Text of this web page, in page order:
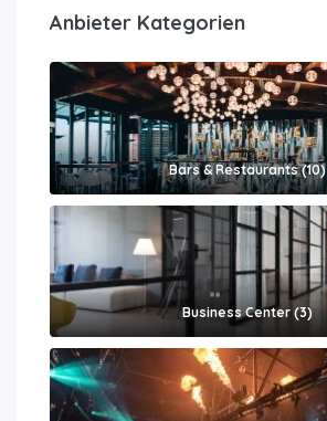
Anbieter Kategorien
Bars & Restaurants (10)
Business Center (3)